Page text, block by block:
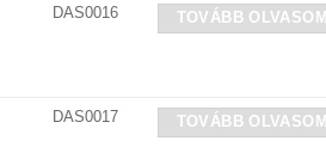
DAS0016 TOVÁBB OLVASOM
DAS0017 TOVÁBB OLVASOM